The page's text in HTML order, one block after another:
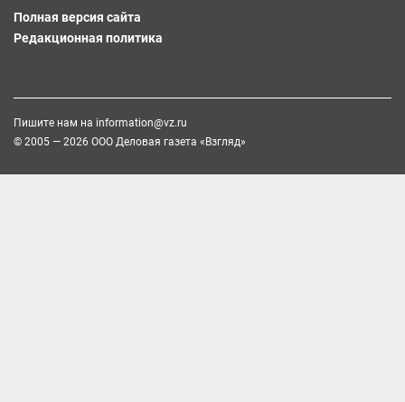
Полная версия сайта
Редакционная политика
Пишите нам на information@vz.ru
© 2005 — 2026 ООО Деловая газета «Взгляд»